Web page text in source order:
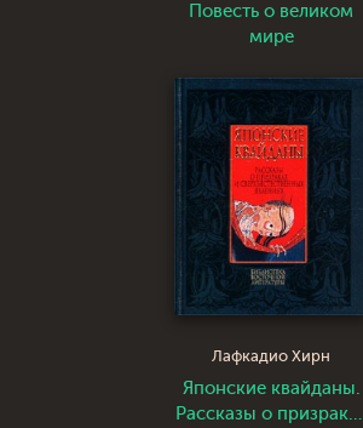
Повесть о великом
мире
Лафкадио Хирн
Японские квайданы.
Рассказы о призраках